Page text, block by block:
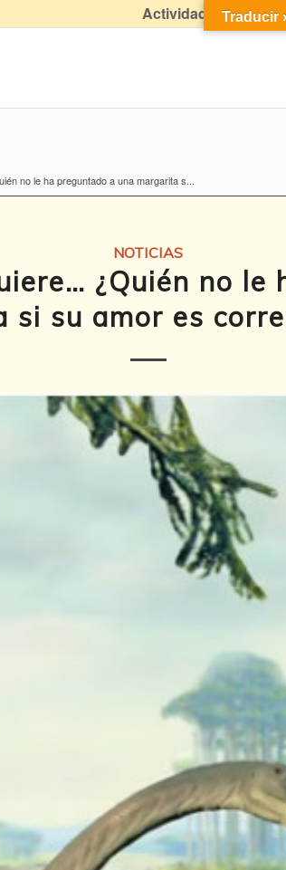
Actividades
no le ha preguntado a una margarita s...
NOTICIAS
¿Quién no le
si su amor es
Traducir